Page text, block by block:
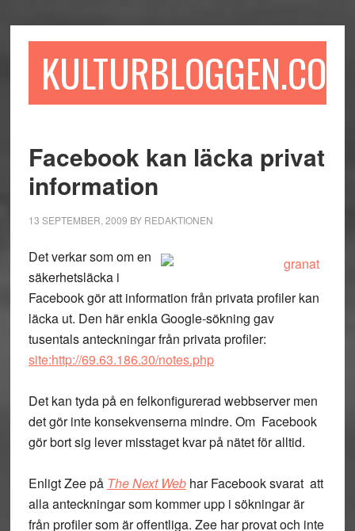
till
till
sidofältet
till
KULTURBLOGGEN.COM
Facebook kan läcka privat
information
13 SEPTEMBER, 2009 BY REDAKTIONEN
Det verkar som om en
säkerhetsläcka i
Facebook gör att information från privata profiler kan
läcka ut. Den här enkla Google-sökning gav
tusentals anteckningar från privata profiler:
site:http://69.63.186.30/notes.php
Det kan tyda på en felkonfigurerad webbserver men
det gör inte konsekvenserna mindre. Om Facebook
gör bort sig lever misstaget kvar på nätet för alltid.
Enligt Zee på The Next Webhar Facebook svarat att
alla anteckningar som kommer upp i sökningar är
från profiler som är offentliga. Zee har provat och inte